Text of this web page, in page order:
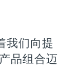
我们向提
品组合迈